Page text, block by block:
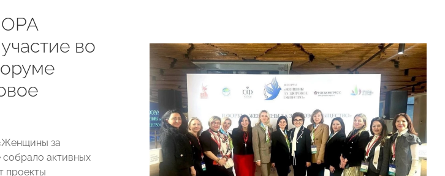
во
за
активных
проекты